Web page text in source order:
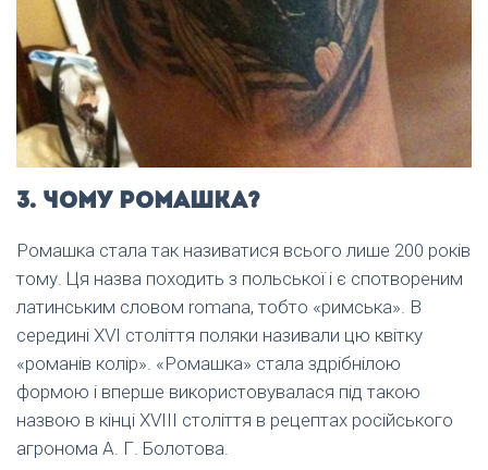
3. Чому ромашка?
Ромашка стала так називатися всього лише 200 років
тому. Ця назва походить з польської і є спотвореним
латинським словом romana, тобто «римська». В
середині XVI століття поляки називали цю квітку
«романів колір». «Ромашка» стала здрібнілою
формою і вперше використовувалася під такою
назвою в кінці XVIII століття в рецептах російського
агронома А. Г. Болотова.